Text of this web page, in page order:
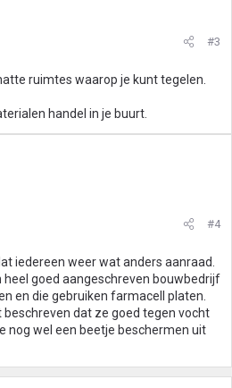
#3
ruimtes waarop je kunt tegelen.
handel in je buurt.
#4
iedereen weer wat anders aanraad.
heel goed aangeschreven bouwbedrijf
en die gebruiken farmacell platen.
dat ze goed tegen vocht
nog wel een beetje beschermen uit